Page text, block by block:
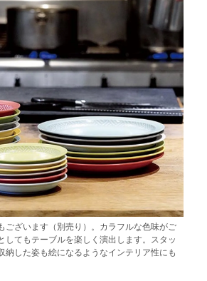
ございます（別売り）。カラフルな色味がご
してもテーブルを楽しく演出します。スタッ
納した姿も絵になるようなインテリア性にも